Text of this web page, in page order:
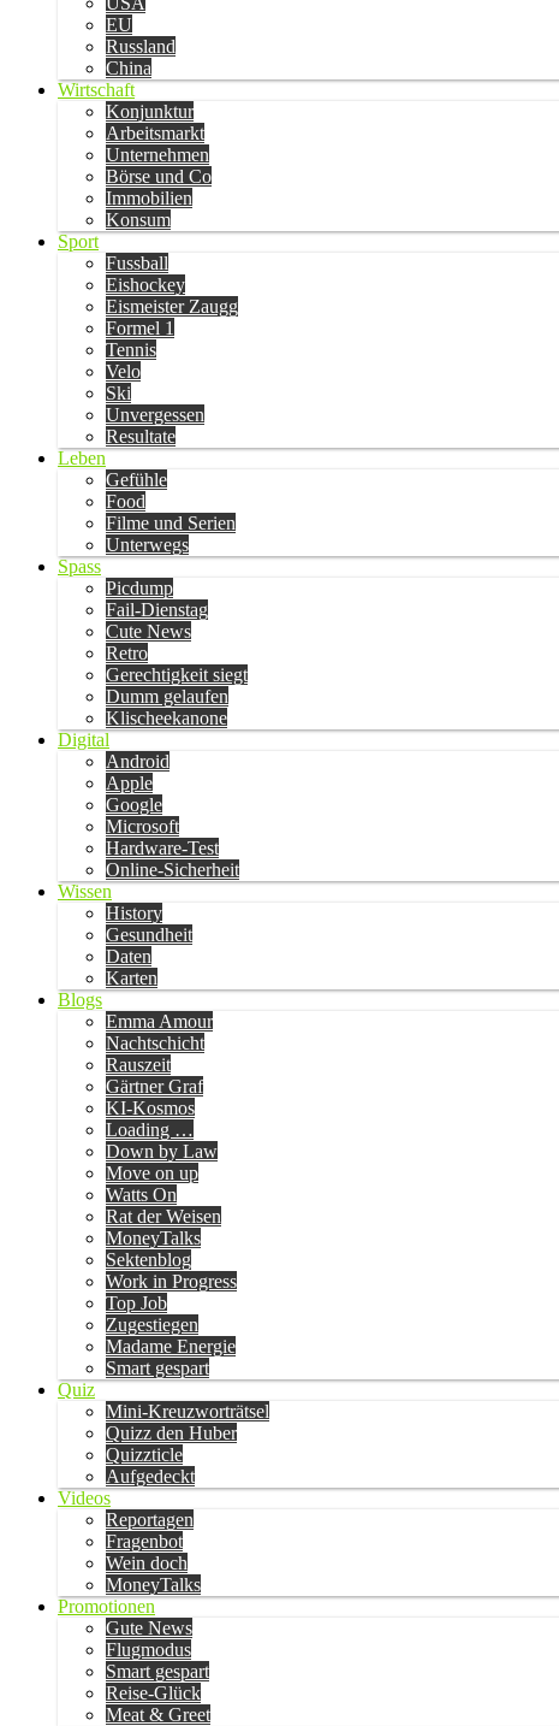
EU
Russland
China
Wirtschaft
Konjunktur
Arbeitsmarkt
Unternehmen
Börse und Co
Immobilien
Konsum
Sport
Fussball
Eishockey
Eismeister Zaugg
Formel 1
Tennis
Velo
Ski
Unvergessen
Resultate
Leben
Gefühle
Food
Filme und Serien
Unterwegs
Spass
Picdump
Fail-Dienstag
Cute News
Retro
Gerechtigkeit siegt
Dumm gelaufen
Klischeekanone
Digital
Android
Apple
Google
Microsoft
Hardware-Test
Online-Sicherheit
Wissen
History
Gesundheit
Daten
Karten
Blogs
Emma Amour
Nachtschicht
Rauszeit
Gärtner Graf
KI-Kosmos
Loading …
Down by Law
Move on up
Watts On
Rat der Weisen
MoneyTalks
Sektenblog
Work in Progress
Top Job
Zugestiegen
Madame Energie
Smart gespart
Quiz
Mini-Kreuzworträtsel
Quizz den Huber
Quizzticle
Aufgedeckt
Videos
Reportagen
Fragenbot
Wein doch
MoneyTalks
Promotionen
Gute News
Flugmodus
Smart gespart
Reise-Glück
Meat & Greet